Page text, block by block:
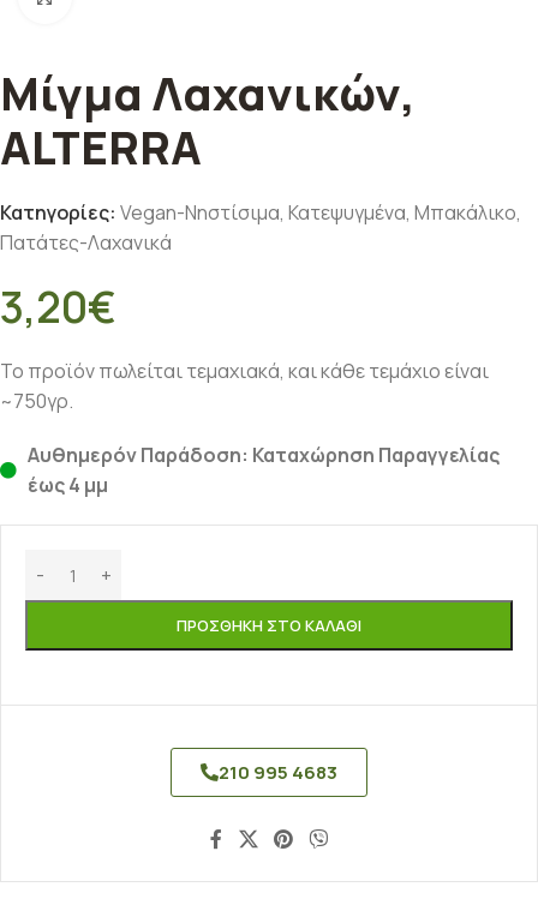
Μίγμα Λαχανικών,
ALTERRA
Κατηγορίες: Vegan-Νηστίσιμα, Κατεψυγμένα, Μπακάλικο,
Πατάτες-Λαχανικά
3,20€
Το προϊόν πωλείται τεμαχιακά, και κάθε τεμάχιο είναι
~750γρ.
Αυθημερόν Παράδοση: Καταχώρηση Παραγγελίας
έως 4 μμ
ΠΡΟΣΘΉΚΗ ΣΤΟ ΚΑΛΆΘΙ
210 995 4683